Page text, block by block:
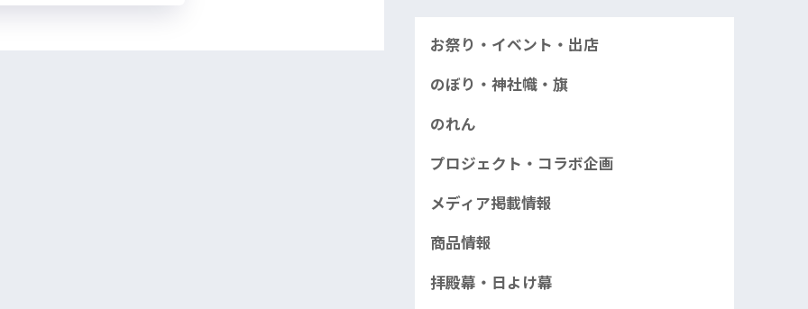
お祭り・イベント・出店
のぼり・神社幟・旗
のれん
プロジェクト・コラボ企画
メディア掲載情報
商品情報
拝殿幕・日よけ幕